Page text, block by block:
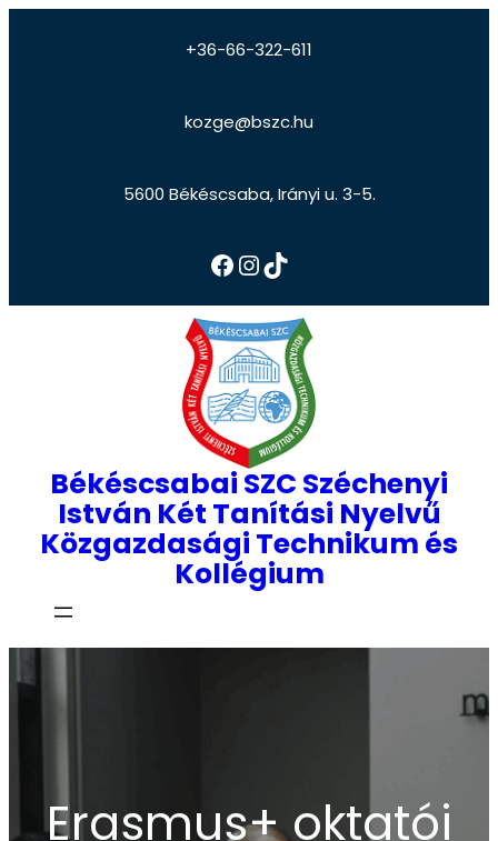
+36-66-322-611
kozge@bszc.hu
5600 Békéscsaba, Irányi u. 3-5.
Békéscsabai SZC Széchenyi
István Két Tanítási Nyelvű
Közgazdasági Technikum és
Kollégium
Erasmus+ oktatói